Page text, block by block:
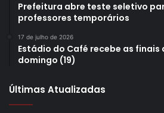
Prefeitura abre teste seletivo
professores temporários
17 de julho de 2026
Estádio do Café recebe as finais
domingo (19)
Últimas Atualizadas